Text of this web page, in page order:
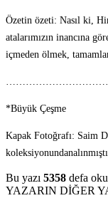
Özetin özeti: Nasıl ki,
atalarımızın inancına
içmeden ölmek,
*Büyük Çeşme
Kapak Fotoğrafı: Saim
Bu yazı 5358 defa
YAZARIN DİĞER